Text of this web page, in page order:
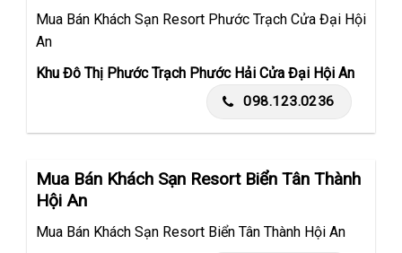
Mua Bán Khách Sạn Resort Phước Trạch Cửa Đại Hội
An
Khu Đô Thị Phước Trạch Phước Hải Cửa Đại Hội An
098.123.0236
Mua Bán Khách Sạn Resort Biển Tân Thành
Hội An
Mua Bán Khách Sạn Resort Biển Tân Thành Hội An